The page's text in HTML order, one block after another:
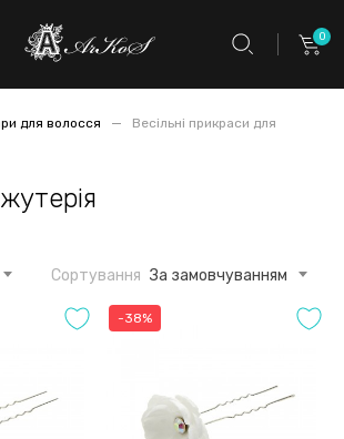
0
для волосся
Весільні прикраси для
Сортування За замовчуванням
-38%